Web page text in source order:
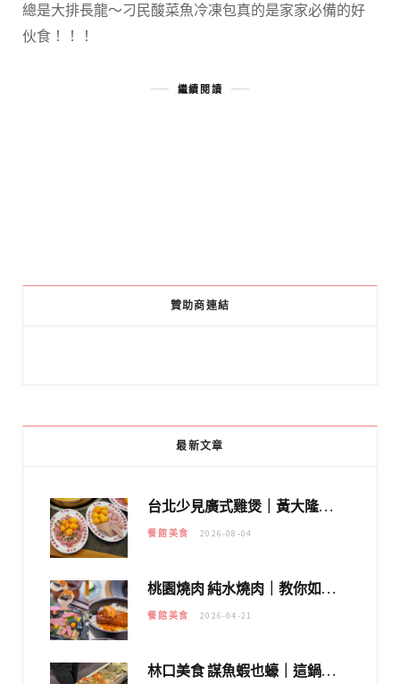
總是大排長龍～刁民酸菜魚冷凍包真的是家家必備的好
伙食！！！
繼續閱讀
贊助商連結
最新文章
台北少見廣式雞煲｜黃大隆濃郁煲湯：經典提燈與溫體雞肉，熬夜修仙不如來喝湯！
餐館美食 2026-08-04
桃園燒肉 純水燒肉｜教你如何優惠吃日本A5和牛各種部位，私房菜誠意吃好吃滿
餐館美食 2026-04-21
林口美食 謀魚蝦也蠔｜這鍋太狂！「蟹老闆派對鍋」10多種海鮮浮誇上桌，壽星再送生食摩天輪！